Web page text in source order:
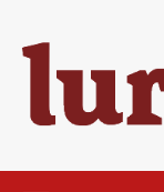
content